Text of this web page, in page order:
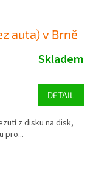
auta) v Brně
Skladem
DETAIL
z disku na disk,
pro...